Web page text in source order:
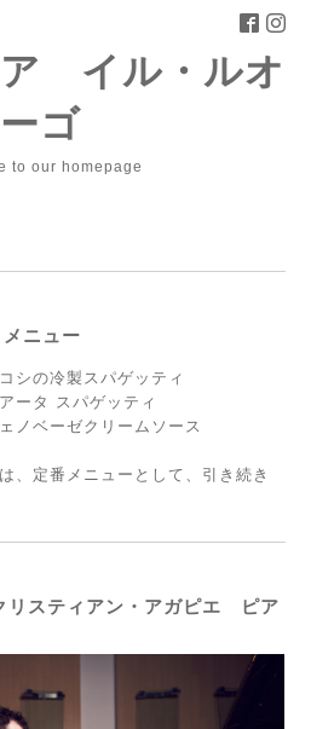
ア イル・ルオ
ーゴ
to our homepage
ニュー
シの冷製スパゲッティ
ータ スパゲッティ
ノベーゼクリームソース
、定番メニューとして、引き続き
リスティアン・アガピエ ピア